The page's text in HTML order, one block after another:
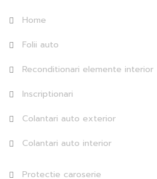
Home
Folii auto
Reconditionari elemente interior
Inscriptionari
Colantari auto exterior
Colantari auto interior
Protectie caroserie